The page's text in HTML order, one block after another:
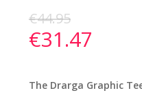
€44.95
€31.47
The Drarga Graphic